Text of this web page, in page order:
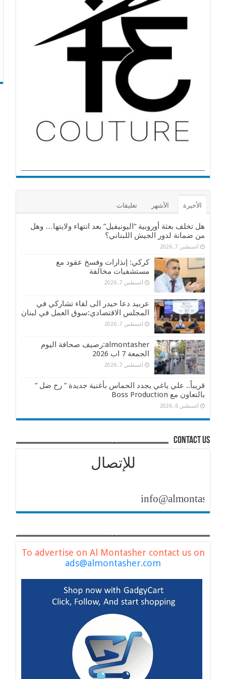
الأخيرة الأشهر تعليقات
هل تخلف بعثة أوروبية “اليونيفيل” بعد انتهاء ولايتها… وهل
من ضمانة لدور الجيش اللبناني؟
أغسطس 7, 2026
كركي: إنذارات وفسخ عقود مع
مستشفيات مخالفة
أغسطس 7, 2026
عربيد دعا حيدر الى لقاء تشاركي في
المجلس الاقتصادي:سوق العمل في لبنان
أغسطس 7, 2026
almontasher:رصيف صحافة اليوم
الجمعة 7 اب 2026
أغسطس 7, 2026
قريباً.. علي ياغي يجدد الحماس بأغنية جديدة ” رح ضل ”
بالتعاون مع Boss Production
أغسطس 6, 2026
contact us
للإتصال
info@almontasher.com
To advertise on Al Montasher contact us on
ads@almontasher.com